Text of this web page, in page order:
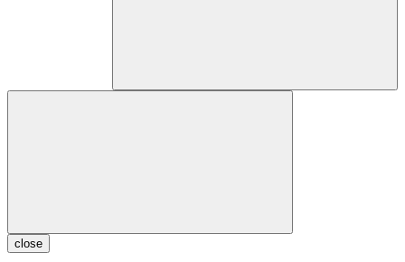
close